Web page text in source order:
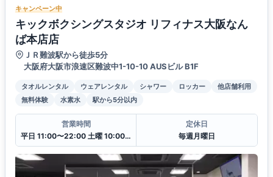
キャンペーン中
キックボクシングスタジオ リフィナス大阪なん
ば本店店
ＪＲ難波駅から徒歩5分
大阪府大阪市浪速区難波中1-10-10 AUSビル B1F
タオルレンタル ウェアレンタル シャワー ロッカー
他店舗利用
無料体験
水素水 駅から5分以内
営業時間
平日 11:00〜22:00 土曜 10:00〜20:00 日・祝 10:00〜18:00
定休日
毎週月曜日